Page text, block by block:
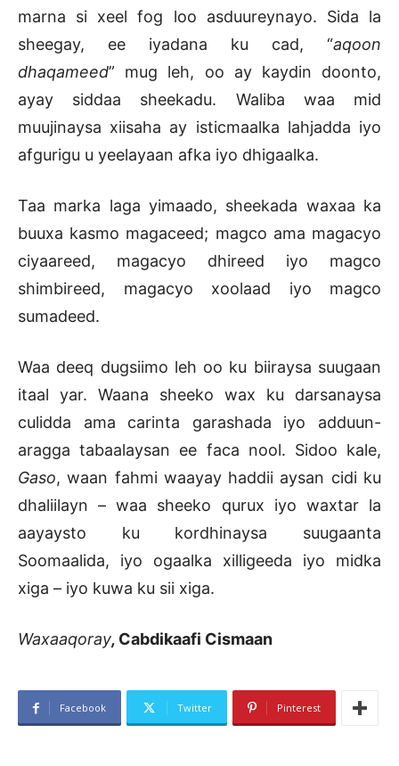
marna si xeel fog loo asduureynayo. Sida la
sheegay, ee iyadana ku cad, “aqoon
dhaqameed” mug leh, oo ay kaydin doonto,
ayay siddaa sheekadu. Waliba waa mid
muujinaysa xiisaha ay isticmaalka lahjadda iyo
afgurigu u yeelayaan afka iyo dhigaalka.
Taa marka laga yimaado, sheekada waxaa ka
buuxa kasmo magaceed; magco ama magacyo
ciyaareed, magacyo dhireed iyo magco
shimbireed, magacyo xoolaad iyo magco
sumadeed.
Waa deeq dugsiimo leh oo ku biiraysa suugaan
itaal yar. Waana sheeko wax ku darsanaysa
culidda ama carinta garashada iyo adduun-
aragga tabaalaysan ee faca nool. Sidoo kale,
Gaso, waan fahmi waayay haddii aysan cidi ku
dhaliilayn – waa sheeko qurux iyo waxtar la
aayaysto ku kordhinaysa suugaanta
Soomaalida, iyo ogaalka xilligeeda iyo midka
xiga – iyo kuwa ku sii xiga.
Waxaaqoray, Cabdikaafi Cismaan
Facebook Twitter Pinterest